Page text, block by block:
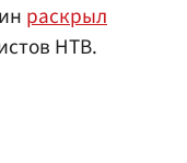
раскрыл
НТВ.